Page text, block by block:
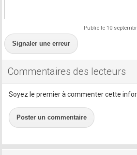
Publié le 10
Signaler une erreur
Commentaires des lecteurs
Soyez le premier à commenter cette
Poster un commentaire